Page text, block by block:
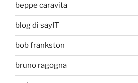
beppe caravita
blog di sayIT
bob frankston
bruno ragogna